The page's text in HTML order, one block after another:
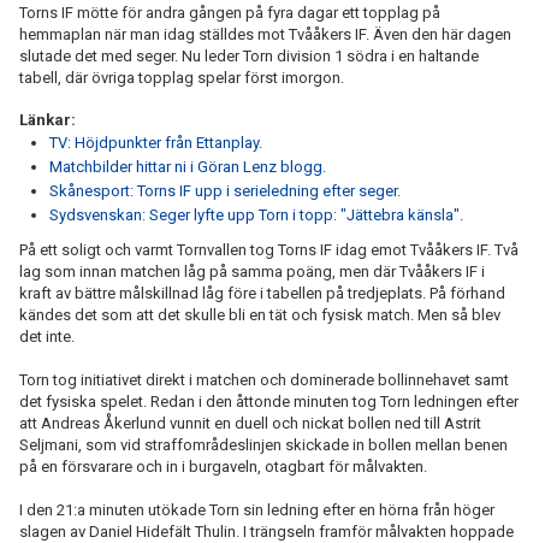
Torns IF mötte för andra gången på fyra dagar ett topplag på
hemmaplan när man idag ställdes mot Tvååkers IF. Även den här dagen
slutade det med seger. Nu leder Torn division 1 södra i en haltande
tabell, där övriga topplag spelar först imorgon.
Länkar:
TV: Höjdpunkter från Ettanplay.
Matchbilder hittar ni i Göran Lenz blogg.
Skånesport: Torns IF upp i serieledning efter seger.
Sydsvenskan: Seger lyfte upp Torn i topp: "Jättebra känsla".
På ett soligt och varmt Tornvallen tog Torns IF idag emot Tvååkers IF. Två
lag som innan matchen låg på samma poäng, men där Tvååkers IF i
kraft av bättre målskillnad låg före i tabellen på tredjeplats. På förhand
kändes det som att det skulle bli en tät och fysisk match. Men så blev
det inte.
Torn tog initiativet direkt i matchen och dominerade bollinnehavet samt
det fysiska spelet. Redan i den åttonde minuten tog Torn ledningen efter
att Andreas Åkerlund vunnit en duell och nickat bollen ned till Astrit
Seljmani, som vid straffområdeslinjen skickade in bollen mellan benen
på en försvarare och in i burgaveln, otagbart för målvakten.
I den 21:a minuten utökade Torn sin ledning efter en hörna från höger
slagen av Daniel Hidefält Thulin. I trängseln framför målvakten hoppade